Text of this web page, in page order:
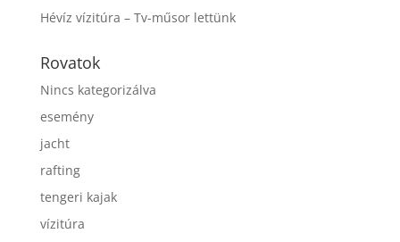
Hévíz vízitúra – Tv-műsor lettünk
Rovatok
Nincs kategorizálva
esemény
jacht
rafting
tengeri kajak
vízitúra